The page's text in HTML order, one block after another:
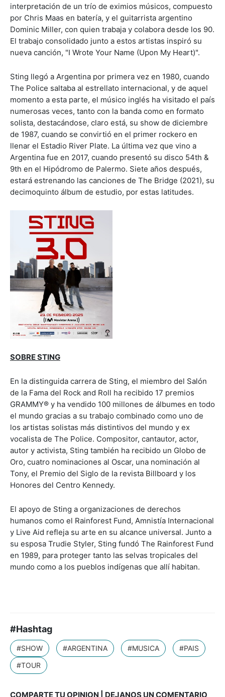
interpretación de un trío de eximios músicos, compuesto
por Chris Maas en batería, y el guitarrista argentino
Dominic Miller, con quien trabaja y colabora desde los 90.
El trabajo consolidado junto a estos artistas inspiró su
nueva canción, "I Wrote Your Name (Upon My Heart)".
Sting llegó a Argentina por primera vez en 1980, cuando
The Police saltaba al estrellato internacional, y de aquel
momento a esta parte, el músico inglés ha visitado el país
numerosas veces, tanto con la banda como en formato
solista, destacándose, claro está, su show de diciembre
de 1987, cuando se convirtió en el primer rockero en
llenar el Estadio River Plate. La última vez que vino a
Argentina fue en 2017, cuando presentó su disco 54th &
9th en el Hipódromo de Palermo. Siete años después,
estará estrenando las canciones de The Bridge (2021), su
decimoquinto álbum de estudio, por estas latitudes.
SOBRE STING
En la distinguida carrera de Sting, el miembro del Salón
de la Fama del Rock and Roll ha recibido 17 premios
GRAMMY® y ha vendido 100 millones de álbumes en todo
el mundo gracias a su trabajo combinado como uno de
los artistas solistas más distintivos del mundo y ex
vocalista de The Police. Compositor, cantautor, actor,
autor y activista, Sting también ha recibido un Globo de
Oro, cuatro nominaciones al Oscar, una nominación al
Tony, el Premio del Siglo de la revista Billboard y los
Honores del Centro Kennedy.
El apoyo de Sting a organizaciones de derechos
humanos como el Rainforest Fund, Amnistía Internacional
y Live Aid refleja su arte en su alcance universal. Junto a
su esposa Trudie Styler, Sting fundó The Rainforest Fund
en 1989, para proteger tanto las selvas tropicales del
mundo como a los pueblos indígenas que allí habitan.
#Hashtag
#SHOW #ARGENTINA #MUSICA
#PAIS
#TOUR
COMPARTE TU OPINION | DEJANOS UN COMENTARIO